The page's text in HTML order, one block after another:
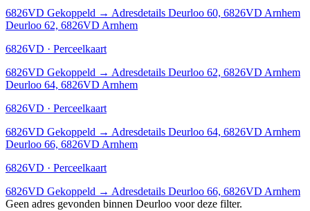
6826VD Gekoppeld → Adresdetails Deurloo 60, 6826VD Arnhem
Deurloo 62, 6826VD Arnhem
6826VD · Perceelkaart
6826VD Gekoppeld → Adresdetails Deurloo 62, 6826VD Arnhem
Deurloo 64, 6826VD Arnhem
6826VD · Perceelkaart
6826VD Gekoppeld → Adresdetails Deurloo 64, 6826VD Arnhem
Deurloo 66, 6826VD Arnhem
6826VD · Perceelkaart
6826VD Gekoppeld → Adresdetails Deurloo 66, 6826VD Arnhem
Geen adres gevonden binnen Deurloo voor deze filter.